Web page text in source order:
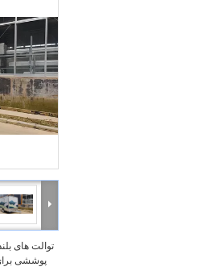
توالت های
پوششی